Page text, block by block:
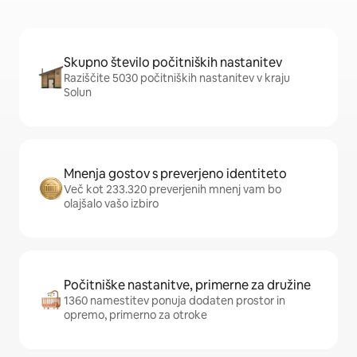
Skupno število počitniških nastanitev
Raziščite 5030 počitniških nastanitev v kraju
Solun
Mnenja gostov s preverjeno identiteto
Več kot 233.320 preverjenih mnenj vam bo
olajšalo vašo izbiro
Počitniške nastanitve, primerne za družine
1360 namestitev ponuja dodaten prostor in
opremo, primerno za otroke